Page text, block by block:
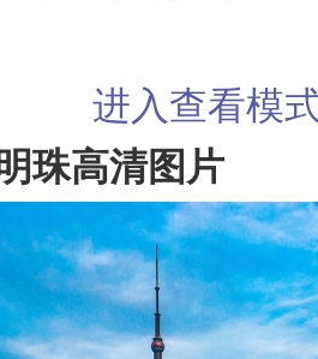
进入查看模
珠高清图片